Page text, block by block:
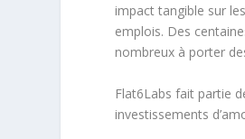
impact tangible sur
emplois. Des
nombreux à porter
Flat6Labs fait partie
investissements